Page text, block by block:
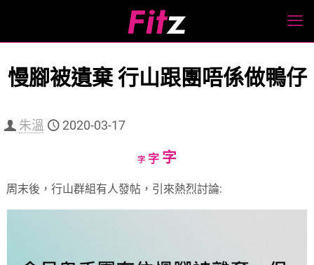
慢腳被遺棄 行山跟團唔係做鴨仔
朱溫 2020-03-17
字Decrease
size.
字Reset
size.
字Increase
size.
周末後，行山群組有人發帖，引來熱烈討論: